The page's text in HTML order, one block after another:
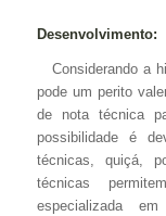
Desenvolvimento:
Considerando a
pode um perito
de nota técnica
possibilidade é
técnicas, quiçá,
técnicas
especializada